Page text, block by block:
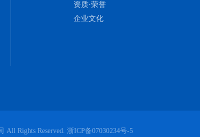
资质·荣誉
企业文化
All Rights Reserved. 浙ICP备07030234号-5